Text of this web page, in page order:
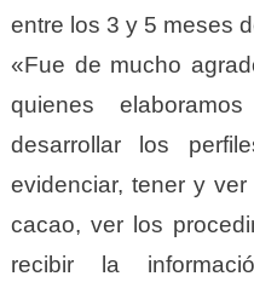
entre los 3 y 5 meses
«Fue de mucho
quienes
desarrollar los
evidenciar, tener y
cacao, ver los
recibir la